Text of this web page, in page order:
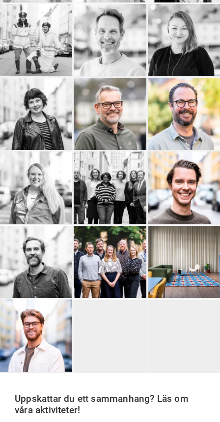
Elin Berglund
Erik Olsson
Fastighetsförmedling
Lakky
Kanvas Projekt AB Kaktus Film Jomala AB
Jenny Almersdotter InfoPoint AB
Erik Wernquist
Productions AB
HR Legal Sverige AB House of Education Hamrén Photography
Uppskattar du ett sammanhang? Läs om
våra aktiviteter!